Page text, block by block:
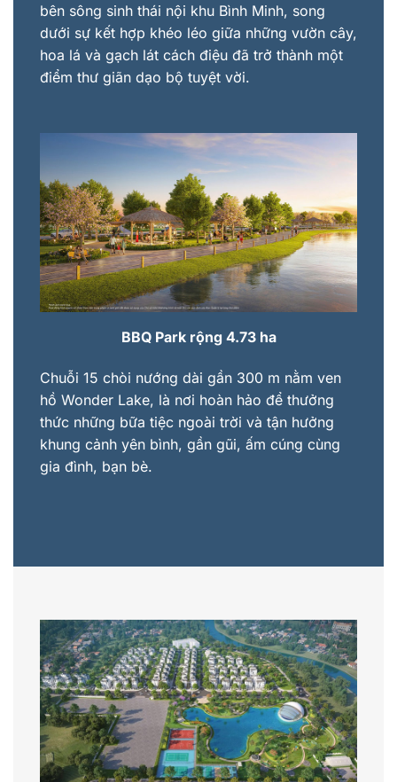
bên sông sinh thái nội khu Bình Minh, song
dưới sự kết hợp khéo léo giữa những vườn cây,
hoa lá và gạch lát cách điệu đã trở thành một
điểm thư giãn dạo bộ tuyệt vời.
BBQ Park rộng 4.73 ha
Chuỗi 15 chòi nướng dài gần 300 m nằm ven
hồ Wonder Lake, là nơi hoàn hảo để thưởng
thức những bữa tiệc ngoài trời và tận hưởng
khung cảnh yên bình, gần gũi, ấm cúng cùng
gia đình, bạn bè.